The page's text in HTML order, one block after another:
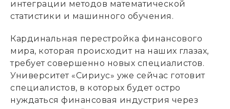
интеграции методов математической
статистики и машинного обучения.
Кардинальная перестройка финансового
мира, которая происходит на наших глазах,
требует совершенно новых специалистов.
Университет «Сириус» уже сейчас готовит
специалистов, в которых будет остро
нуждаться финансовая индустрия через